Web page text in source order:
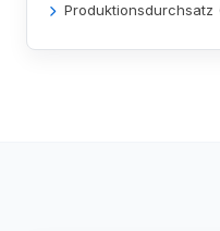
Produktionsdurchsatz